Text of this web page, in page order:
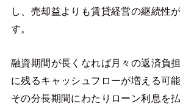
し、売却益よりも賃貸経営の継続性
す。
融資期間が長くなれば月々の返済負
に残るキャッシュフローが増える可
その分長期間にわたりローン利息を